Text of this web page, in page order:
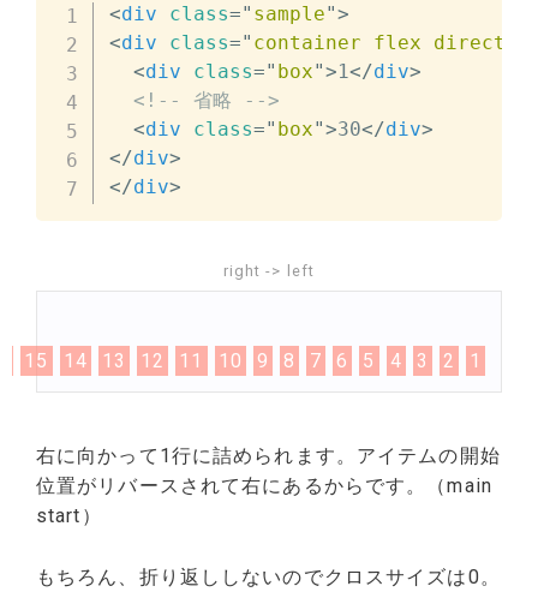
<div class=" sample">
<div class=" container flex
<div class=" box">1</div>
<!-- 省略 -->
<div class=" box">30</div>
</div>
</div>
right -> left
1
2
3
4
5
6
7
8
9
10
11
12
13
14
15
右に向かって1行に詰められます。アイテムの開始
位置がリバースされて右にあるからです。（main
start）
もちろん、折り返ししないのでクロスサイズは0。